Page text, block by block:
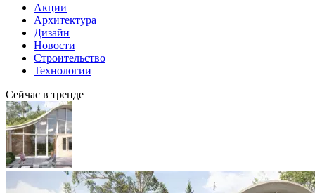
Акции
Архитектура
Дизайн
Новости
Строительство
Технологии
Сейчас в тренде